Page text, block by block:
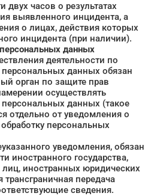
часов о результатах
выявленного инцидента, а
о лицах, действия которых
инцидента (при наличии).
данных
деятельности по
персональных данных обязан
орган по защите прав
осуществлять
персональных данных (такое
отдельно от уведомления о
персональных
уведомления, обязан
иностранного государства,
иностранных юридических
передача
сведения.